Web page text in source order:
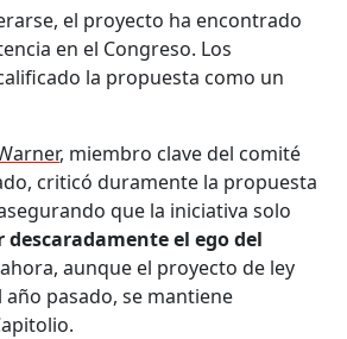
el proyecto ha encontrado
en el Congreso. Los
la propuesta como un
, miembro clave del comité
criticó duramente la propuesta
que la iniciativa solo
el ego del
aunque el proyecto de ley
pasado, se mantiene